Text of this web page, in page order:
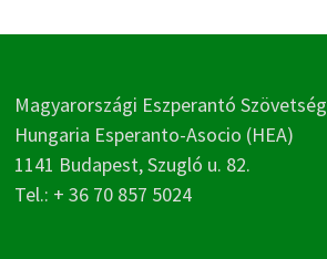
Magyarországi Eszperantó Szövetség
Hungaria Esperanto-Asocio (HEA)
1141 Budapest, Szugló u. 82.
Tel.: + 36 70 857 5024